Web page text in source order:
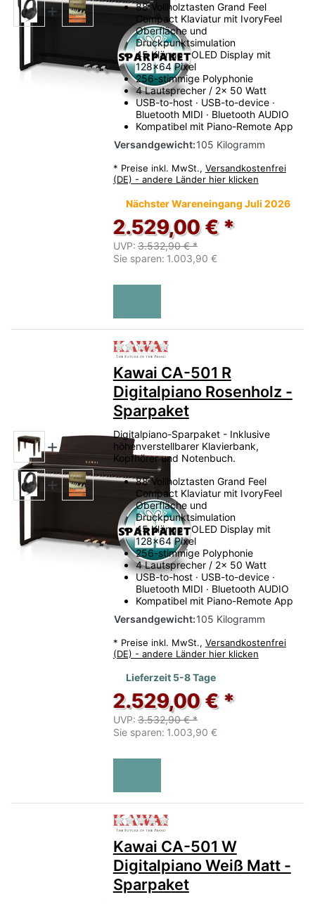
88 Vollholztasten Grand Feel
Compact Klaviatur mit IvoryFeel
Oberfläche und
Druckpunktsimulation
45 Klänge · OLED Display mit
128x64 Pixel
256-stimmige Polyphonie
4 Lautsprecher / 2x 50 Watt
USB-to-host · USB-to-device ·
Bluetooth MIDI · Bluetooth AUDIO
Kompatibel mit Piano-Remote App
Versandgewicht:105 Kilogramm
* Preise inkl. MwSt., Versandkostenfrei
(DE) - andere Länder hier klicken
Nächster Wareneingang Juli 2026
2.529,00 € *
UVP: 3.532,90 € *
Sie sparen: 1.003,90 €
Zu diesem Produkt liegen
Kawai CA-501 R
Digitalpiano Rosenholz -
Sparpaket
Digitalpiano-Sparpaket - Inklusive
höhenverstellbarer Klavierbank,
Kopfhörer und Notenbuch.
88 Vollholztasten Grand Feel
Compact Klaviatur mit IvoryFeel
Oberfläche und
Druckpunktsimulation
45 Klänge · OLED Display mit
128x64 Pixel
256-stimmige Polyphonie
4 Lautsprecher / 2x 50 Watt
USB-to-host · USB-to-device ·
Bluetooth MIDI · Bluetooth AUDIO
Kompatibel mit Piano-Remote App
Versandgewicht:105 Kilogramm
* Preise inkl. MwSt., Versandkostenfrei
(DE) - andere Länder hier klicken
Lieferzeit 5-8 Tage
2.529,00 € *
UVP: 3.532,90 € *
Sie sparen: 1.003,90 €
Zu diesem Produkt liegen
Kawai CA-501 W
Digitalpiano Weiß Matt -
Sparpaket